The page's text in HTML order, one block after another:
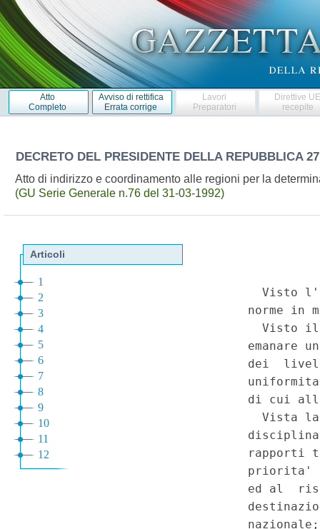
Atto
Completo
Avviso di rettifica
Errata corrige
Lavori
Preparatori
Direttive
recepite
DECRETO DEL PRESIDENTE DELLA REPUBBLICA
Atto di indirizzo e coordinamento alle regioni per la
(GU Serie Generale n.76 del 31-03-1992)